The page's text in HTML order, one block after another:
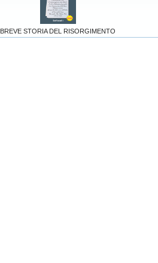
BREVE STORIA DEL RISORGIMENTO